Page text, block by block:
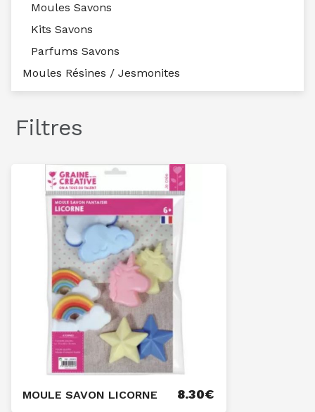
Moules Savons
Kits Savons
Parfums Savons
Moules Résines / Jesmonites
Filtres
MOULE SAVON LICORNE 8.30€